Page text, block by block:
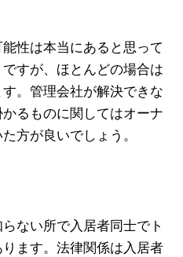
性は本当にあると思って
すが、ほとんどの場合は
。管理会社が解決できな
るものに関してはオーナ
方が良いでしょう。
ない所で入居者同士でト
ます。法律関係は入居者